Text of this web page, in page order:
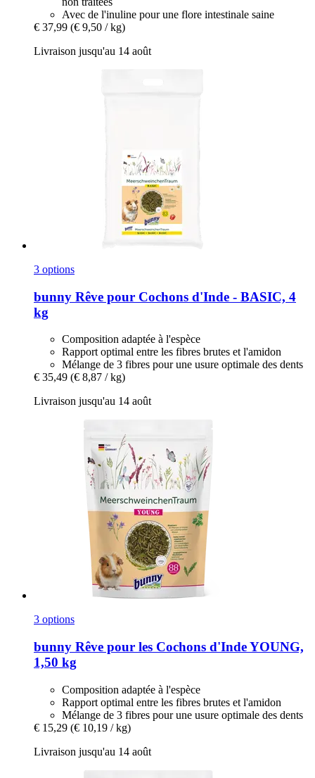
Avec de l'inuline pour une flore intestinale saine
€ 37,99 (€ 9,50 / kg)
Livraison jusqu'au 14 août
3 options
bunny Rêve pour Cochons d'Inde -​ BASIC, 4
kg
Composition adaptée à l'espèce
Rapport optimal entre les fibres brutes et l'amidon
Mélange de 3 fibres pour une usure optimale des dents
€ 35,49 (€ 8,87 / kg)
Livraison jusqu'au 14 août
3 options
bunny Rêve pour les Cochons d'Inde YOUNG,
1,50 kg
Composition adaptée à l'espèce
Rapport optimal entre les fibres brutes et l'amidon
Mélange de 3 fibres pour une usure optimale des dents
€ 15,29 (€ 10,19 / kg)
Livraison jusqu'au 14 août